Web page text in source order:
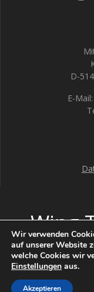
D-
E-Mail:
Wing
© 2026 Wing
Wir verwenden
auf unserer Website
welche Cookies wir
Einstellungen aus.
Akzeptieren